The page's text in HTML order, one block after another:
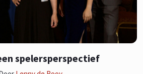
spelersperspectief